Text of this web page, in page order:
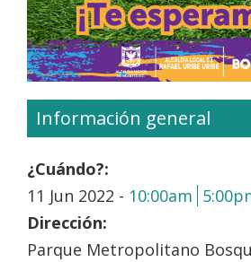
Información general
¿Cuándo?:
11 Jun 2022 - 10:00am
Dirección:
Parque Metropolitano